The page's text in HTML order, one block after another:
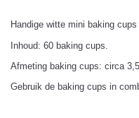
Handige witte mini baking
Inhoud: 60 baking cups.
Afmeting baking cups: circa
Gebruik de baking cups in